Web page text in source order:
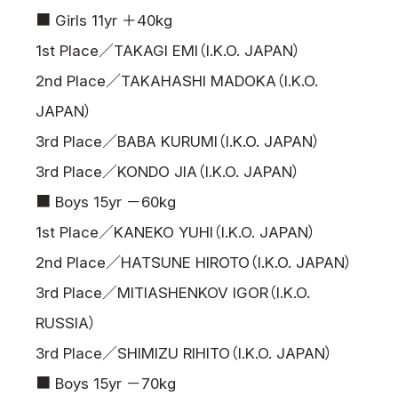
■ Girls 11yr ＋40kg
1st Place／TAKAGI EMI（I.K.O. JAPAN）
2nd Place／TAKAHASHI MADOKA（I.K.O.
JAPAN）
3rd Place／BABA KURUMI（I.K.O. JAPAN）
3rd Place／KONDO JIA（I.K.O. JAPAN）
■ Boys 15yr －60kg
1st Place／KANEKO YUHI（I.K.O. JAPAN）
2nd Place／HATSUNE HIROTO（I.K.O. JAPAN）
3rd Place／MITIASHENKOV IGOR（I.K.O.
RUSSIA）
3rd Place／SHIMIZU RIHITO（I.K.O. JAPAN）
■ Boys 15yr －70kg